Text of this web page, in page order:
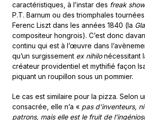
caractéristiques, à l’instar des freak
P.T. Barnum ou des triomphales
Ferenc Liszt dans les années 1840 (la
compositeur hongrois). C’est donc
continu qui est à l’œuvre dans
qu’un surgissement ex nihilonécessitant
créateur providentiel et mythifié façon
piquant un roupillon sous un pommier.
Le cas est similaire pour la pizza. Selon
consacrée, elle n’a « pas d’inventeurs,
patrons, mais elle est le fruit de